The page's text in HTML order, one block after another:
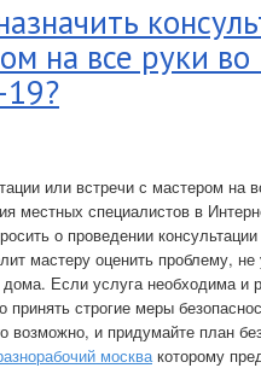
на все руки
или встречи с мастером на
местных специалистов в
о проведении
мастеру оценить проблему,
Если услуга необходима и
строгие меры
возможно, и придумайте план
москвакоторому